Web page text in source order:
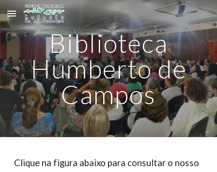
Skip to main content Skip to navigation
Biblioteca
Humberto de
Campos
Clique na figura abaixo para consultar o nosso